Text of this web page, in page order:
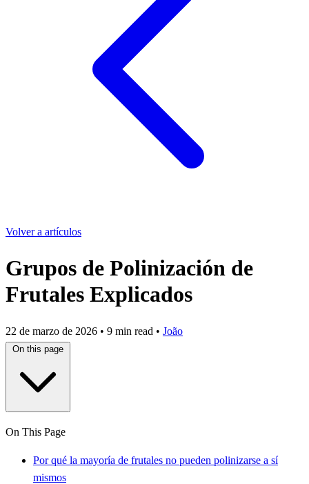
Volver a artículos
Grupos de Polinización de
Frutales Explicados
22 de marzo de 2026 • 9 min read • João
On this page
On This Page
Por qué la mayoría de frutales no pueden polinizarse a sí
mismos